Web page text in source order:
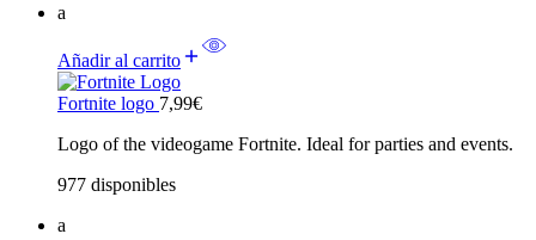
a
Añadir al carrito
Fortnite logo 7,99€
Logo of the videogame Fortnite. Ideal for parties and events.
977 disponibles
a